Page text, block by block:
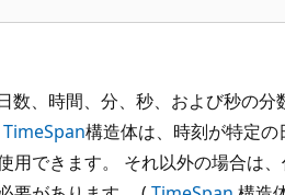
数、時間、分、秒、および秒の分
TimeSpan構造体は、時刻が特定
用できます。 それ以外の場合は